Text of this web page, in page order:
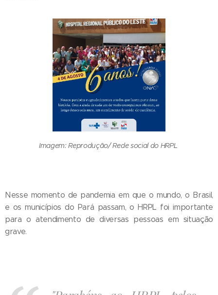
Imagem: Reprodução/ Rede social do HRPL
Nesse momento de pandemia em que o mundo, o Brasil,
e os municípios do Pará passam, o HRPL foi importante
para o atendimento de diversas pessoas em situação
grave.